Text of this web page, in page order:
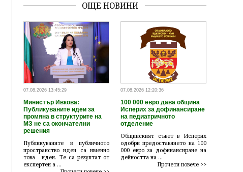
ОЩЕ НОВИНИ
07.08.2026 13:45:29
Министър Ивкова:
Публикуваните идеи за
промяна в структурите на
МЗ не са окончателни
решения
Публикуваните в публичното
пространство идеи са именно
това - идеи. Те са резултат от
експертен а ...
07.08.2026 12:20:36
100 000 евро дава община
Исперих за дофинансиране
на педиатричното
отделение
Общинският съвет в Исперих
одобри предоставянето на 100
000 евро за дофинансиране на
дейността на ...
Прочети повече >>